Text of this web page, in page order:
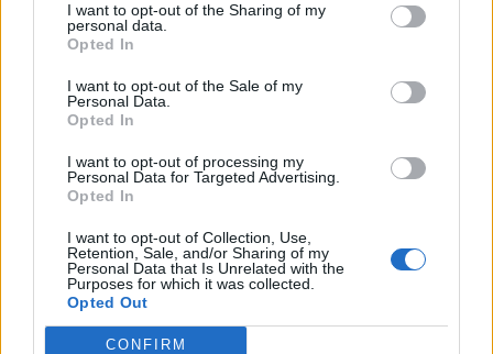
I want to opt-out of the Sharing of my
personal data.
Opted In
I want to opt-out of the Sale of my
Personal Data.
Opted In
I want to opt-out of processing my
Personal Data for Targeted Advertising.
Opted In
I want to opt-out of Collection, Use,
Retention, Sale, and/or Sharing of my
Personal Data that Is Unrelated with the
Purposes for which it was collected.
Opted Out
CONFIRM
Szembementek a trenddel: a Sepsi OSK
és az FK Csíkszereda kilóg a sorból a
Szuperligában
A labdarúgó Szuperliga 2026–2027-es idényében a